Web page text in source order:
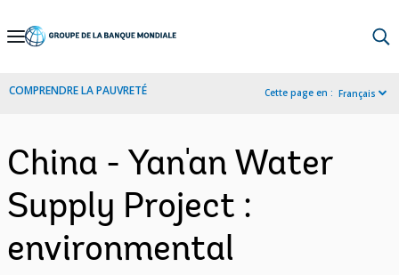
Skip
Navigation
COMPRENDRE LA PAUVRETÉ Cette page en : Français
China - Yan'an Water
Supply Project :
environmental